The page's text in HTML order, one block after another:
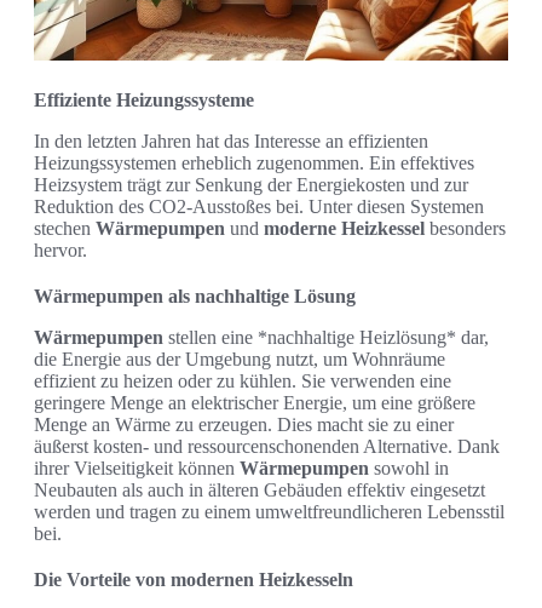
Effiziente Heizungssysteme
In den letzten Jahren hat das Interesse an effizienten
Heizungssystemen erheblich zugenommen. Ein effektives
Heizsystem trägt zur Senkung der Energiekosten und zur
Reduktion des CO2-Ausstoßes bei. Unter diesen Systemen
stechen Wärmepumpen und moderne Heizkessel besonders
hervor.
Wärmepumpen als nachhaltige Lösung
Wärmepumpen stellen eine *nachhaltige Heizlösung* dar,
die Energie aus der Umgebung nutzt, um Wohnräume
effizient zu heizen oder zu kühlen. Sie verwenden eine
geringere Menge an elektrischer Energie, um eine größere
Menge an Wärme zu erzeugen. Dies macht sie zu einer
äußerst kosten- und ressourcenschonenden Alternative. Dank
ihrer Vielseitigkeit können Wärmepumpen sowohl in
Neubauten als auch in älteren Gebäuden effektiv eingesetzt
werden und tragen zu einem umweltfreundlicheren Lebensstil
bei.
Die Vorteile von modernen Heizkesseln